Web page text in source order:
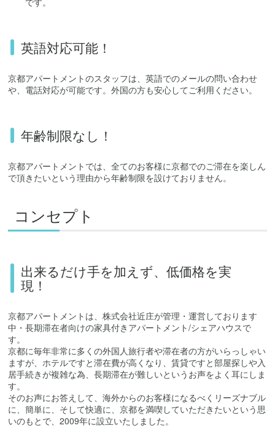
英語対応可能！
京都アパートメントのスタッフは、英語でのメールの問い合わせ
や、電話対応が可能です。外国の方も安心してご利用ください。
年齢制限なし！
京都アパートメントでは、全てのお客様に京都でのご滞在を楽しん
で頂きたいという理由から年齢制限を設けておりません。
コンセプト
出来るだけ手を加えず、低価格を実
現！
京都アパートメントは、株式会社近庄が管理・運営しております
中・長期滞在者向けの家具付きアパートメント/シェアハウスで
す。
京都に毎年非常に多くの外国人旅行者や滞在者の方がいらっしゃい
ますが、ホテルですと滞在費が高くなり、賃貸ですと部屋探しや入
居手続きが複雑な為、長期滞在が難しいというお声をよく耳にしま
す。
そのお声にお答えして、海外からのお客様になるべくリーズナブル
に、簡単に、そして快適に、京都を満喫していただきたいという思
いのもとで、2009年に設立いたしました。